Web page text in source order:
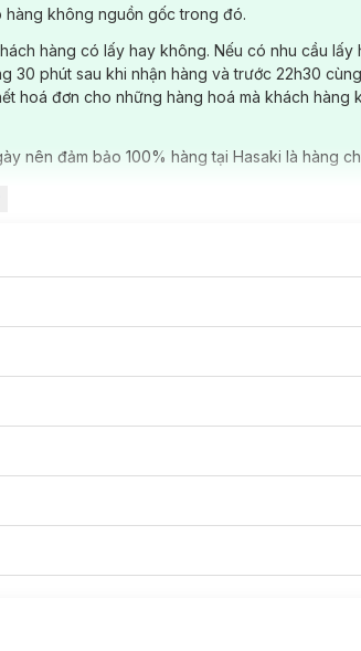
cô nàng. Mặt nạ được xem là bước đệm trong
ra, mặt nạ còn bổ sung
không nguồn gốc trong đó.
hàng có lấy hay không. Nếu có nhu cầu lấy
phút sau khi nhận hàng và trước 22h30
hoá đơn cho những hàng hoá mà khách hàng
nên đảm bảo 100% hàng tại Hasaki là hàng